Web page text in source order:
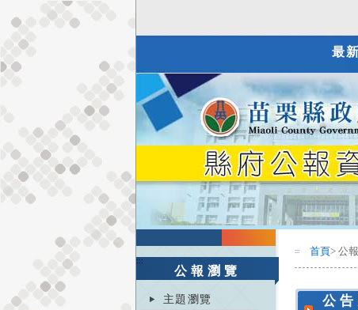
最
:::
公報瀏覽
主題瀏覽
::: 首頁> 公
公